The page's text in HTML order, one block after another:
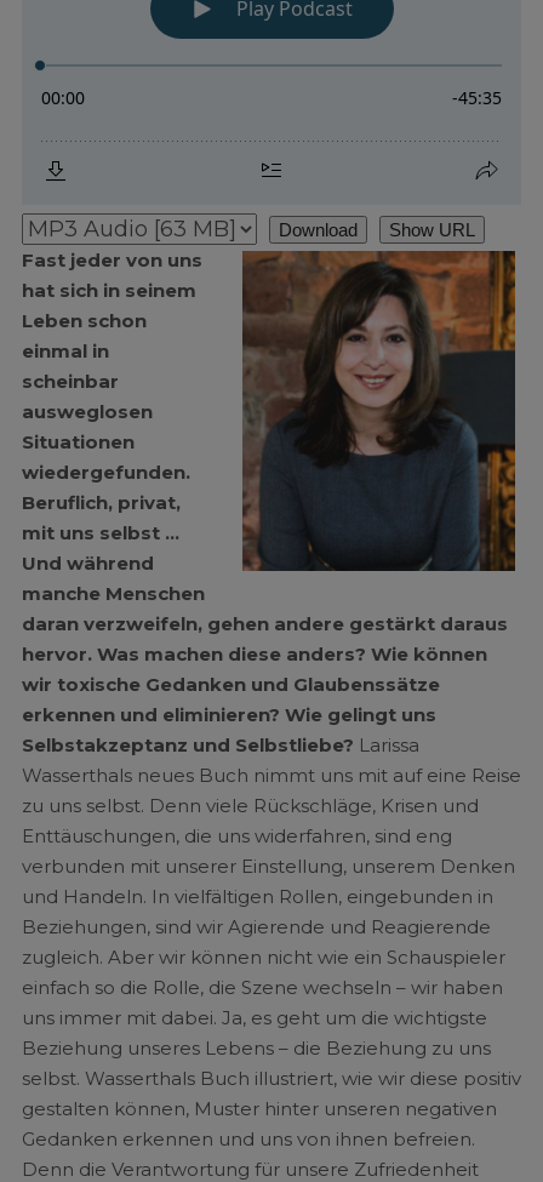
Download Show URL
Fast jeder von uns
hat sich in seinem
Leben schon
einmal in
scheinbar
ausweglosen
Situationen
wiedergefunden.
Beruflich, privat,
mit uns selbst …
Und während
manche Menschen
daran verzweifeln, gehen andere gestärkt daraus
hervor. Was machen diese anders? Wie können
wir toxische Gedanken und Glaubenssätze
erkennen und eliminieren? Wie gelingt uns
Selbstakzeptanz und Selbstliebe? Larissa
Wasserthals neues Buch nimmt uns mit auf eine Reise
zu uns selbst. Denn viele Rückschläge, Krisen und
Enttäuschungen, die uns widerfahren, sind eng
verbunden mit unserer Einstellung, unserem Denken
und Handeln. In vielfältigen Rollen, eingebunden in
Beziehungen, sind wir Agierende und Reagierende
zugleich. Aber wir können nicht wie ein Schauspieler
einfach so die Rolle, die Szene wechseln – wir haben
uns immer mit dabei. Ja, es geht um die wichtigste
Beziehung unseres Lebens – die Beziehung zu uns
selbst. Wasserthals Buch illustriert, wie wir diese positiv
gestalten können, Muster hinter unseren negativen
Gedanken erkennen und uns von ihnen befreien.
Denn die Verantwortung für unsere Zufriedenheit